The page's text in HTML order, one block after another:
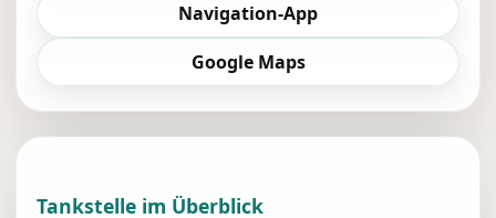
Navigation-App
Google Maps
Tankstelle im Überblick